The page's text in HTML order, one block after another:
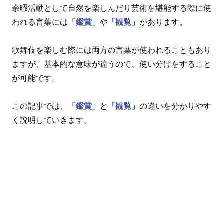
余暇活動として自然を楽しんだり芸術を堪能する際に使
われる言葉には 「鑑賞」 や 「観覧」 があります。
歌舞伎を楽しむ際には両方の言葉が使われることもあり
ますが、基本的な意味が違うので、使い分けをすること
が可能です。
この記事では、 「鑑賞」 と 「観覧」 の違いを分かりやす
く説明していきます。